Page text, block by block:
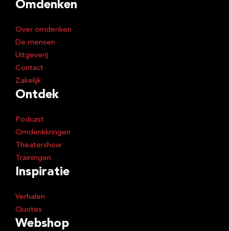
Omdenken
Over omdenken
De mensen
Uitgeverij
Contact
Zakelijk
Ontdek
Podcast
Omdenkkringen
Theatershow
Trainingen
Inspiratie
Verhalen
Quotes
Webshop